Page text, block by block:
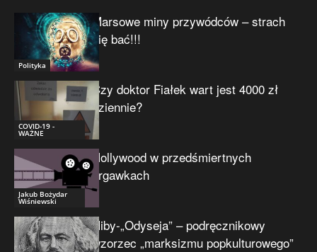
Polityka
Marsowe miny przywódców – strach
się bać!!!
COVID-19 -
WAŻNE
Czy doktor Fiałek wart jest 4000 zł
dziennie?
Jakub Bożydar
Wiśniewski
Hollywood w przedśmiertnych
drgawkach
Niby-„Odyseja” – podręcznikowy
wzorzec „marksizmu popkulturowego”